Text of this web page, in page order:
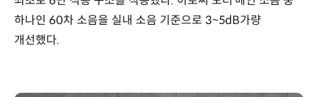
하나인 60차 소음을 실내 소음 기준으로 3~5dB가량
개선했다.